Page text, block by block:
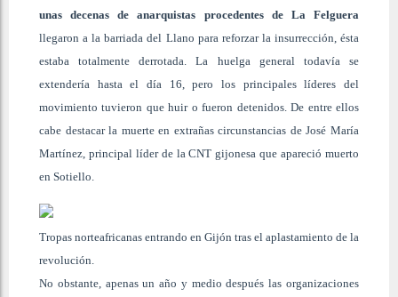
unas decenas de anarquistas procedentes de La Felguera
llegaron a la barriada del Llano para reforzar la insurrección, ésta
estaba totalmente derrotada. La huelga general todavía se
extendería hasta el día 16, pero los principales líderes del
movimiento tuvieron que huir o fueron detenidos. De entre ellos
cabe destacar la muerte en extrañas circunstancias de José María
Martínez, principal líder de la CNT gijonesa que apareció muerto
en Sotiello.
Tropas norteafricanas entrando en Gijón tras el aplastamiento de la
revolución.
No obstante, apenas un año y medio después las organizaciones